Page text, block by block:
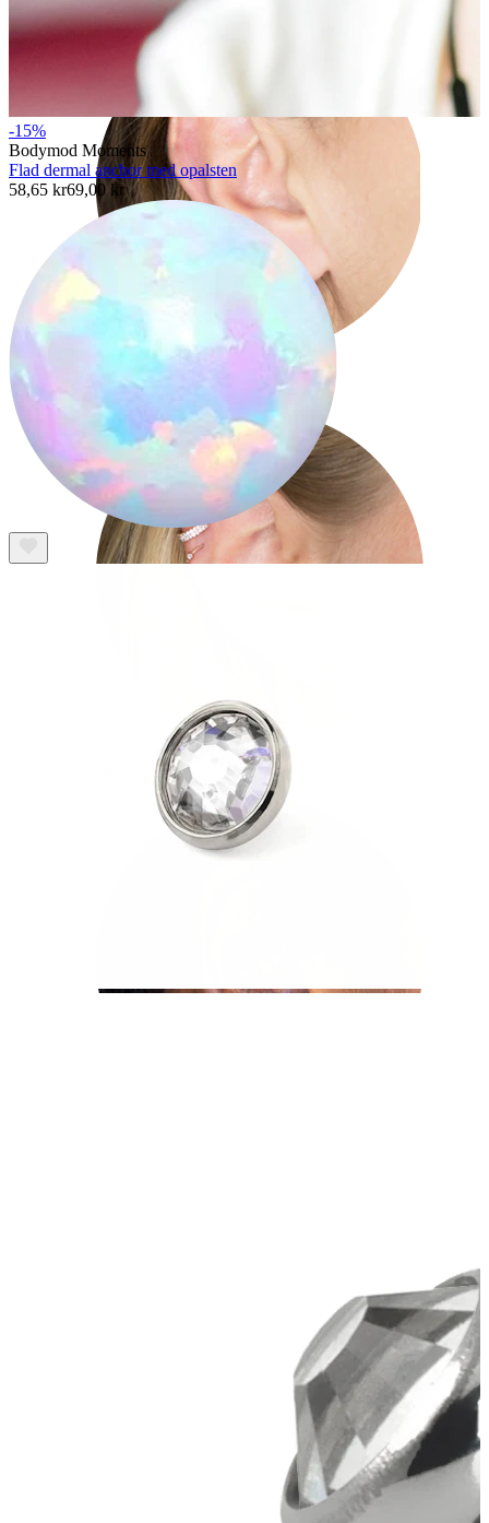
Øreflip
-15%
Bodymod Moments
Flad dermal anchor med opalsten
58,65 kr69,00 kr